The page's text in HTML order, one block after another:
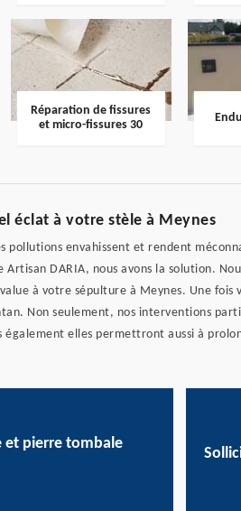
Réparation de fissures
et micro-fissures 30
éclat à votre stèle à Meynes
pollutions envahissent et rendent
DARIA, nous avons la solution.
à votre sépulture à Meynes. Une fois
Non seulement, nos interventions
également elles permettront aussi à
et pierre tombale